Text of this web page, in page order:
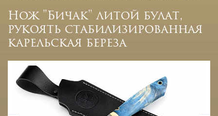
Нож "Бичак" литой булат,
рукоять стабилизированная
карельская береза